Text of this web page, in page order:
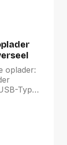
oplader:
Type-